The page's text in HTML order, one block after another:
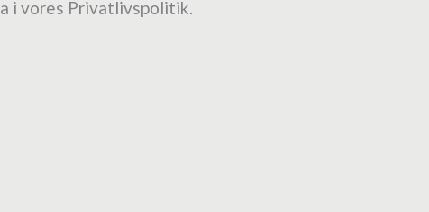
i vores Privatlivspolitik.